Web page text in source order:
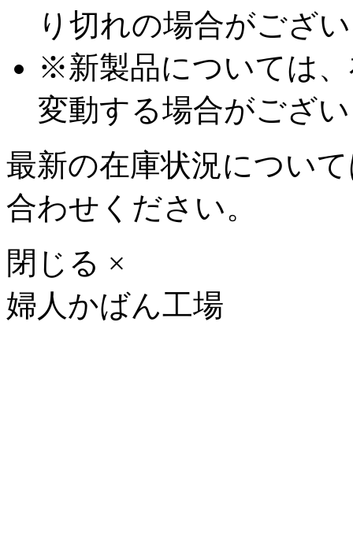
り切れの場合がござ
※新製品については
変動する場合がござ
最新の在庫状況につい
合わせください。
閉じる ×
婦人かばん工場